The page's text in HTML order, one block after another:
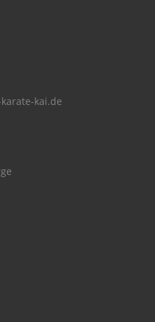
kai.de